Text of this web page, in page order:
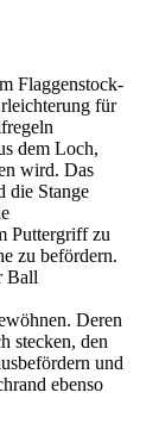
Flaggenstock-
für
dem Loch,
wird. Das
die Stange
Puttergriff zu
zu befördern.
Ball
Deren
stecken, den
und
ebenso